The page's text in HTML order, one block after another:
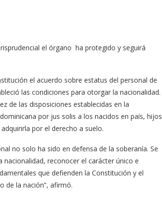
el órgano ha protegido y seguirá
el acuerdo sobre estatus del personal de
las condiciones para otorgar la nacionalidad.
de las disposiciones establecidas en la
por jus solis a los nacidos en país, hijos
por el derecho a suelo.
no solo ha sido en defensa de la soberanía. Se
reconocer el carácter único e
que defienden la Constitución y el
de la nación”, afirmó.